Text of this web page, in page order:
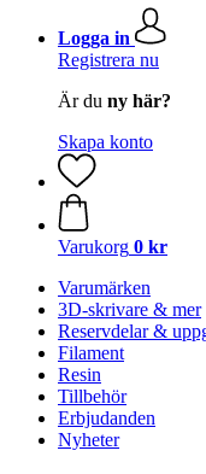
Logga in
Registrera nu
Är du ny här?
Skapa konto
Varukorg 0 kr
Varumärken
3D-skrivare & mer
Reservdelar &
Filament
Resin
Tillbehör
Erbjudanden
Nyheter